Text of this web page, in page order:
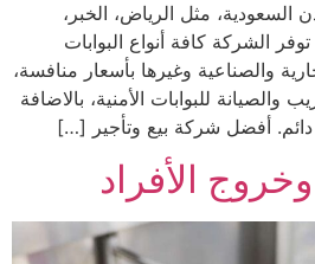
السعودية، مثل الرياض، الخبر،
الشركة كافة أنواع البوابات
والصناعية وغيرها بأسعار منافسة،
والصيانة للبوابات الأمنية، بالاضافة
أفضل شركة بيع وتأجير […]
الأفراد